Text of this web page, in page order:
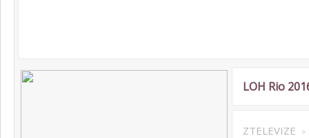
LOH Rio
ZTELEVIZE >